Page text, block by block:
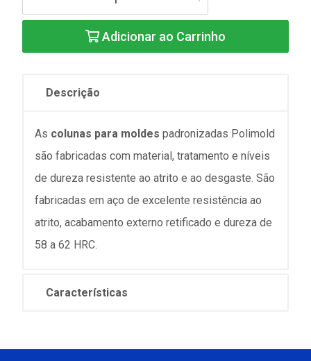
Adicionar ao Carrinho
Descrição
As colunas para moldes padronizadas Polimold
são fabricadas com material, tratamento e níveis
de dureza resistente ao atrito e ao desgaste. São
fabricadas em aço de excelente resistência ao
atrito, acabamento externo retificado e dureza de
58 a 62 HRC.
Características